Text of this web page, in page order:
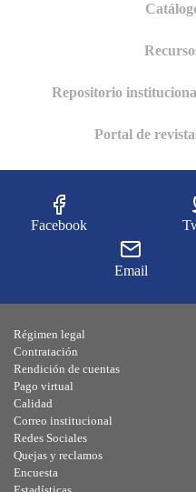
Repositorio
Portal de
Facebook
Email
Régimen legal
Contratación
Rendición de cuentas
Pago virtual
Calidad
Correo institucional
Redes Sociales
Quejas y reclamos
Encuesta